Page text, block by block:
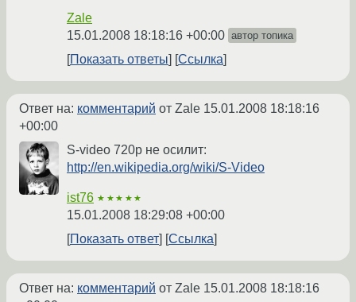
Zale
15.01.2008 18:18:16 +00:00 автор топика
Показать ответы Ссылка
Ответ на: комментарий от Zale 15.01.2008 18:18:16
+00:00
S-video 720p не осилит:
http://en.wikipedia.org/wiki/S-Video
ist76 ★★★★★
15.01.2008 18:29:08 +00:00
Показать ответ
Ссылка
Ответ на: комментарий от Zale 15.01.2008 18:18:16